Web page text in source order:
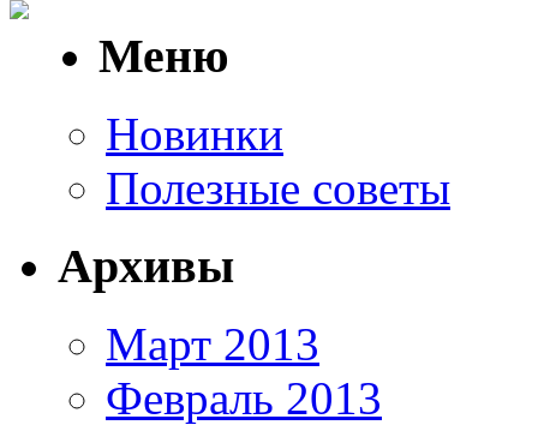
Меню
Новинки
Полезные советы
Архивы
Март 2013
Февраль 2013